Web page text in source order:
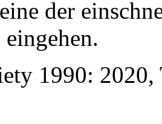
der
1990: 2020,